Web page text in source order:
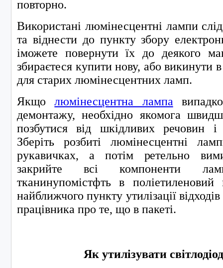
повторно.
Використані люмінесцентні лампи
та віднести до пункту збору
іможете повернути їх до деякого
збираєтеся купити нову, або викинути
для старих люмінесцентних ламп.
Якщолюмінесцентна лампа
демонтажу, необхідно якомога
позбутися від шкідливих речовин і
Зберіть розбиті люмінесцентні
рукавичках, а потім ретельно
закрийте всі компоненти
тканинупомістфть в поліетиленовий
найближчого пункту утилізації
працівника про те, що в пакеті.
Як утилізувати